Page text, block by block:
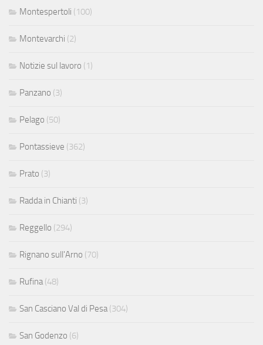
Montespertoli (100)
Montevarchi (2)
Notizie sul lavoro (1)
Panzano (3)
Pelago (50)
Pontassieve (362)
Prato (3)
Radda in Chianti (3)
Reggello (294)
Rignano sull'Arno (70)
Rufina(48)
San Casciano Val di Pesa(304)
San Godenzo (6)